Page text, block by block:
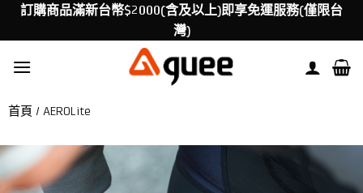
Skip訂購商品滿新台幣$2000(含及以上)即享免運服務(僅限台
灣)
首頁 / AEROLite